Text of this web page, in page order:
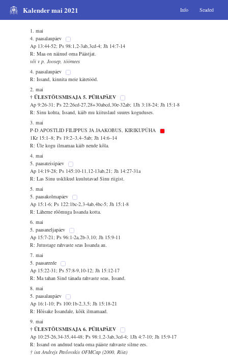
Kalender mai 2021 Info Seaded
1. mai
4. paasalaupäev
Ap 13:44-52; Ps 98:1,2-3ab,3cd-4; Jh 14:7-14
R: Maa on näinud oma Päästjat.
või v p. Joosep, töömees
4. paasalaupäev
R: Issand, kinnita meie kätetööd.
2. mai
† ÜLESTÕUSMISAJA 5. PÜHAPÄEV
Ap 9:26-31; Ps 22:26cd-27,28+30abcd,30e-32ab; 1Jh 3:18-24; Jh 15:1-8
R: Sinu kohta, Issand, käib mu kiituslaul suures koguduses.
3. mai
P-D APOSTLID FILIPPUS JA JAAKOBUS, KIRIKUPÜHA
1Kr 15:1–8; Ps 19:2–3,4–5ab; Jh 14:6–14
R: Üle kogu ilmamaa käib nende kõla.
4. mai
5. paasateisipäev
Ap 14:19-28; Ps 145:10-11,12-13ab,21; Jh 14:27-31a
R: Las Sinu usklikud kuulutavad Sinu riigist.
5. mai
5. paasakolmapäev
Ap 15:1-6; Ps 122:1bc-2,3-4ab,4bc-5; Jh 15:1-8
R: Läheme rõõmuga Issanda kotta.
6. mai
5. paasaneljapäev
Ap 15:7-21; Ps 96:1-2a,2b-3,10; Jh 15:9-11
R: Jutustage rahvaste seas Issanda au.
7. mai
5. paasareede
Ap 15:22-31; Ps 57:8-9,10-12; Jh 15:12-17
R: Ma tahan Sind tänada rahvaste seas, Issand.
8. mai
5. paasalaupäev
Ap 16:1-10; Ps 100:1b-2,3,5; Jh 15:18-21
R: Hõisake Issandale, kõik ilmamaad.
9. mai
† ÜLESTÕUSMISAJA 6. PÜHAPÄEV
Ap 10:25-26,34-35,44-48; Ps 98:1,2-3ab,3cd-4; 1Jh 4:7-10; Jh 15:9-17
R: Issand on andnud teada oma pääste rahvaste silme ees.
† isa Andrejs Pavlovskis OFMCap (2000, Riia)